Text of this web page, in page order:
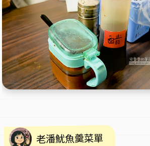
老潘魷魚羹菜單